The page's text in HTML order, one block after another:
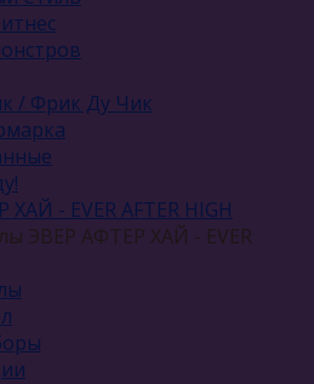
/ Фрик Ду Чик
- EVER AFTER HIGH
ЭВЕР АФТЕР ХАЙ - EVER